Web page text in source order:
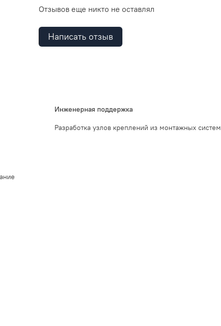
Отзывов еще никто не оставлял
Написать отзыв
Инженерная поддержка
Разработка узлов креплений из монтажных систем